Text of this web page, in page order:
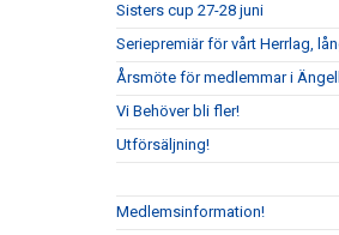
Sisters cup 27-28 juni
Seriepremiär för vårt Herrlag,
Årsmöte för medlemmar i
Vi Behöver bli fler!
Utförsäljning!
Medlemsinformation!